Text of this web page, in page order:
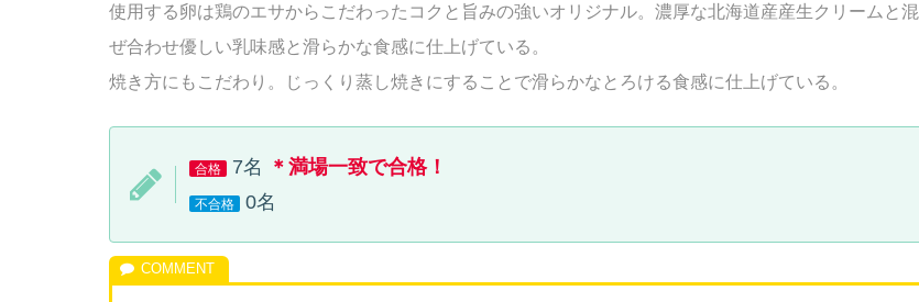
使用する卵は鶏のエサからこだわったコクと旨みの強いオリジナル。濃厚な北海道産産生クリームと混
ぜ合わせ優しい乳味感と滑らかな食感に仕上げている。
焼き方にもこだわり。じっくり蒸し焼きにすることで滑らかなとろける食感に仕上げている。
合格 7名 ＊満場一致で合格！
不合格 0名